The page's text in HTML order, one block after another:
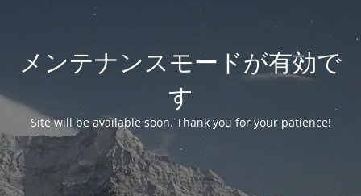
メンテナンスモードが有効で
す
Site will be available soon. Thank you for your patience!